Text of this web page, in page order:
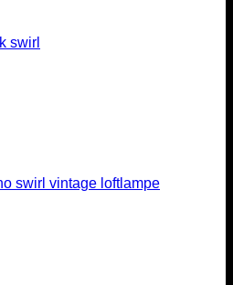
swirl
swirl vintage loftlampe